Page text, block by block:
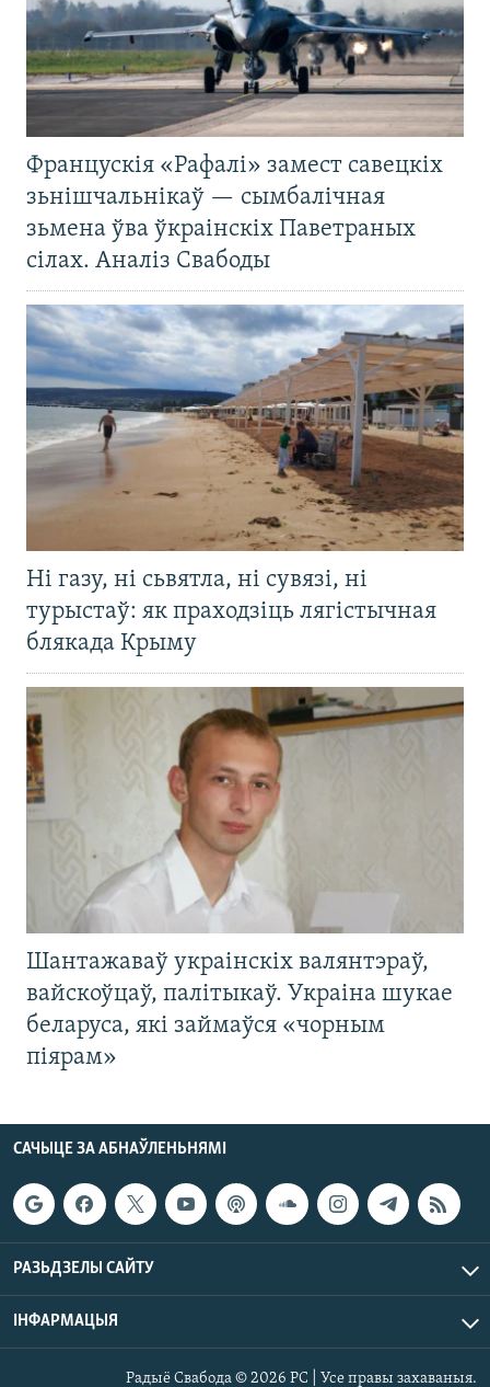
Францускія «Рафалі» замест савецкіх
зьнішчальнікаў — сымбалічная
зьмена ўва ўкраінскіх Паветраных
сілах. Аналіз Свабоды
Ні газу, ні сьвятла, ні сувязі, ні
турыстаў: як праходзіць лягістычная
блякада Крыму
Шантажаваў украінскіх валянтэраў,
вайскоўцаў, палітыкаў. Украіна шукае
беларуса, які займаўся «чорным
піярам»
САЧЫЦЕ ЗА АБНАЎЛЕНЬНЯМІ
РАЗЬДЗЕЛЫ САЙТУ
ІНФАРМАЦЫЯ
Радыё Свабода © 2026 РС | Усе правы захаваныя.